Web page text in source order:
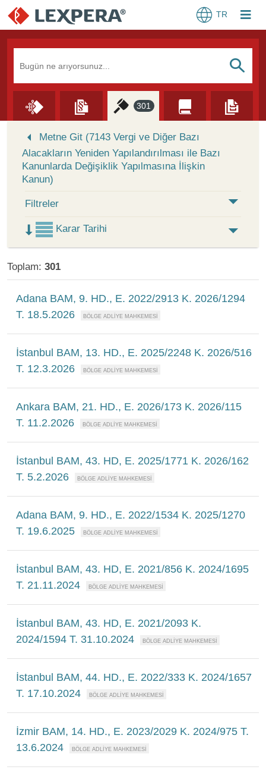
TR
S
301
Metne Git (7143 Vergi ve Diğer Bazı
Alacakların Yeniden Yapılandırılması ile Bazı
Kanunlarda Değişiklik Yapılmasına İlişkin
Kanun)
Filtreler
Karar Tarihi
Toplam: 301
Adana BAM, 9. HD., E. 2022/2913 K. 2026/1294
T. 18.5.2026
İstanbul BAM, 13. HD., E. 2025/2248 K. 2026/516
T. 12.3.2026
Ankara BAM, 21. HD., E. 2026/173 K. 2026/115
T. 11.2.2026
İstanbul BAM, 43. HD, E. 2025/1771 K. 2026/162
T. 5.2.2026
Adana BAM, 9. HD., E. 2022/1534 K. 2025/1270
T. 19.6.2025
İstanbul BAM, 43. HD, E. 2021/856 K. 2024/1695
T. 21.11.2024
İstanbul BAM, 43. HD, E. 2021/2093 K.
2024/1594 T. 31.10.2024
İstanbul BAM, 44. HD., E. 2022/333 K. 2024/1657
T. 17.10.2024
İzmir BAM, 14. HD., E. 2023/2029 K. 2024/975 T.
13.6.2024